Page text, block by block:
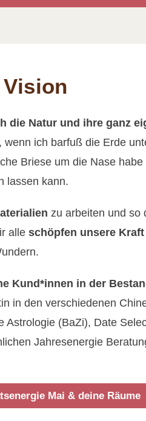
die Natur und ihre ganz
wenn ich barfuß die Erde
Briese um die Nase habe
lassen kann.
zu arbeiten und so
alle schöpfen unsere
Kund*innen in der
in den verschiedenen
Astrologie (BaZi), Date
Jahresenergie
Mai & deine Räume